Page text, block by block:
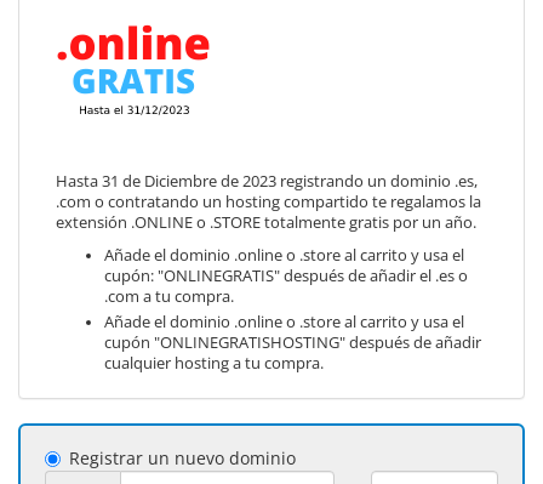
Hasta 31 de Diciembre de 2023 registrando un dominio .es,
.com o contratando un hosting compartido te regalamos la
extensión .ONLINE o .STORE totalmente gratis por un año.
Añade el dominio .online o .store al carrito y usa el
cupón: "ONLINEGRATIS" después de añadir el .es o
.com a tu compra.
Añade el dominio .online o .store al carrito y usa el
cupón "ONLINEGRATISHOSTING" después de añadir
cualquier hosting a tu compra.
Registrar un nuevo dominio